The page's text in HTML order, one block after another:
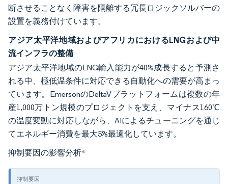
断させることなく障害を隔離する冗長ロジックソルバーの
設置を義務付けています。
アジア太平洋地域およびアフリカにおけるLNGおよび中
流インフラの整備
アジア太平洋地域のLNG輸入能力が40%成長すると予測さ
れる中、極低温条件に対応できる自動化への需要が高まっ
ています。EmersonのDeltaVプラットフォームは複数の年
産1,000万トン規模のプロジェクトを支え、マイナス160℃
の温度変動に対応しながら、AIによるチューニングを通じ
てエネルギー消費を最大5%最適化しています。
抑制要因の影響分析*